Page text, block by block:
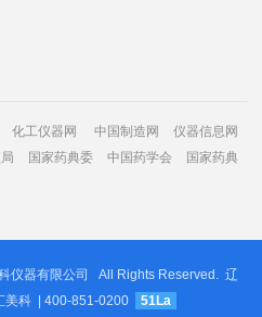
化工仪器网 中国制造网
仪器信息网
国家药典委 中国药学会
国家药典
仪器有限公司 All Rights Reserved. 辽
美科 | 400-851-0200 51La